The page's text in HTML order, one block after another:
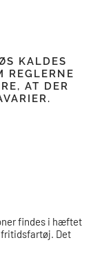
KALDES
REGLERNE
AT DER
findes i hæftet
Det